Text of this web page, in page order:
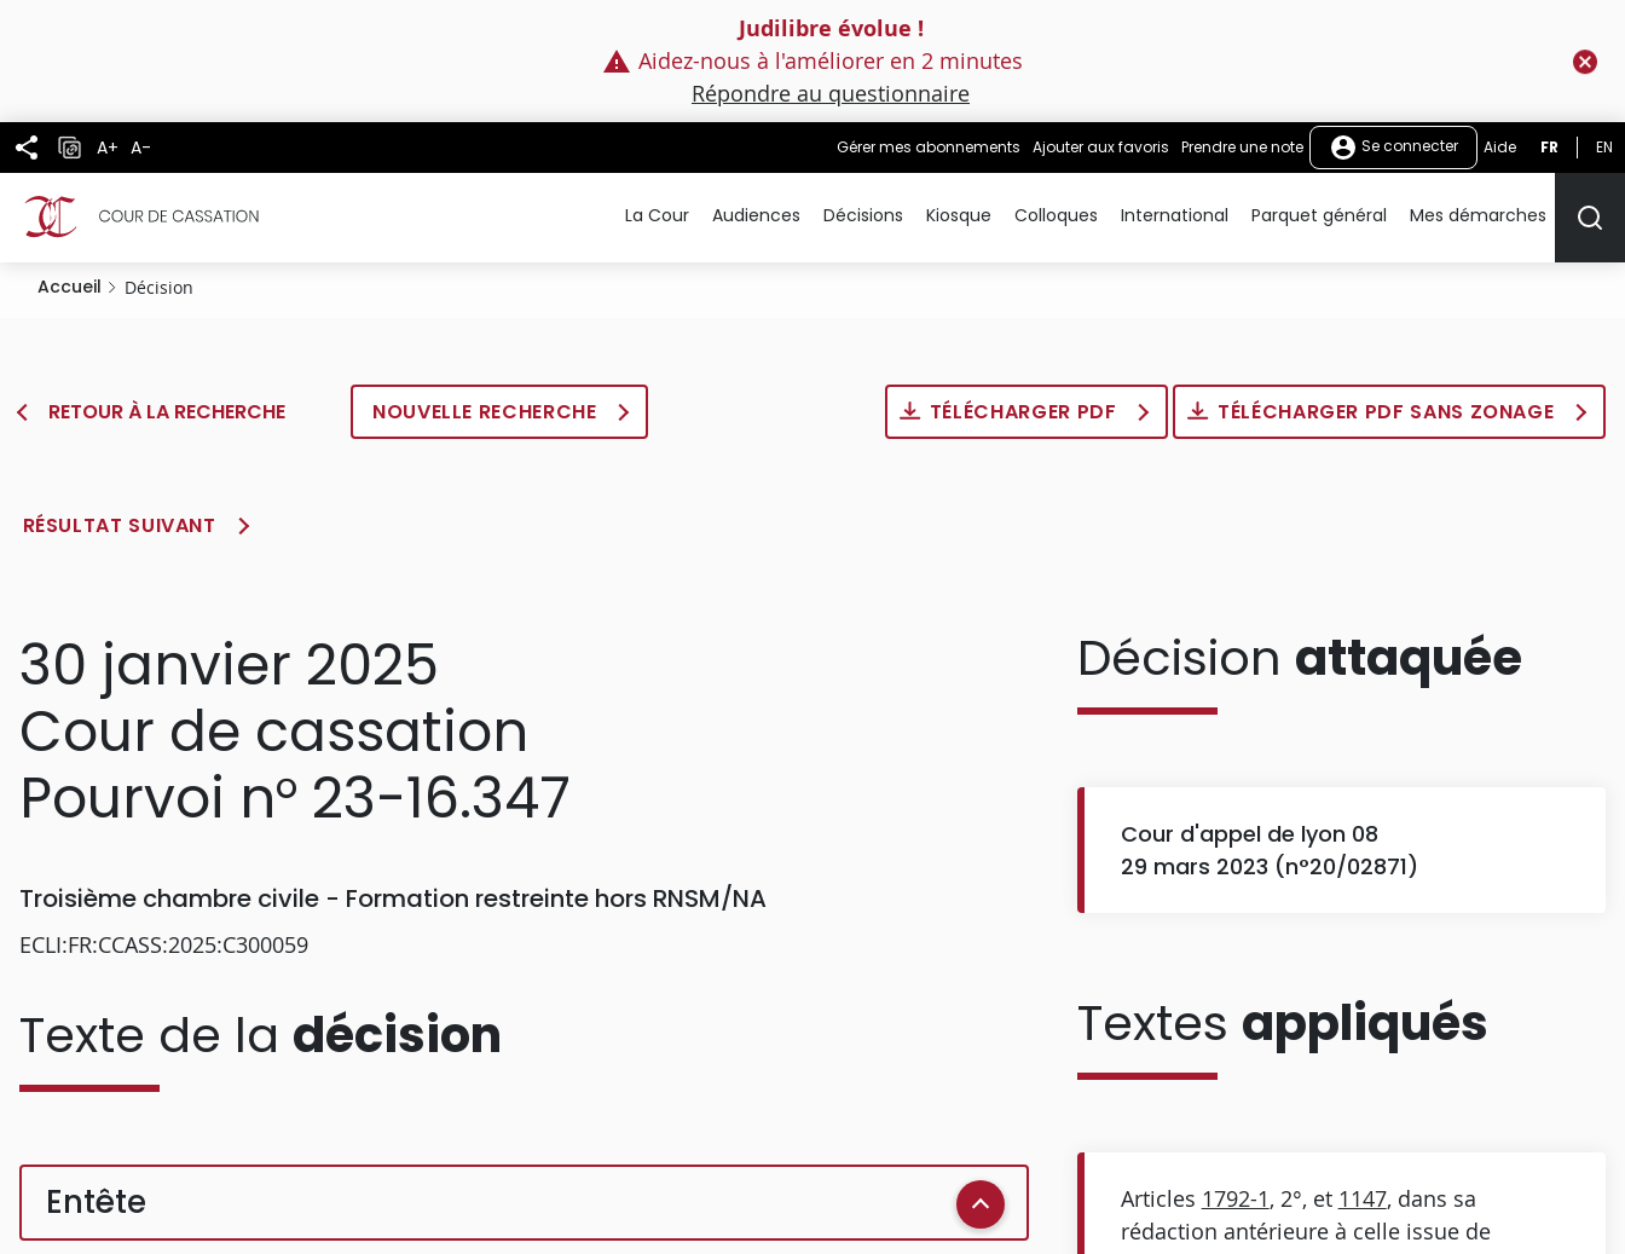
Judilibre évolue !
Aidez-nous à l'améliorer en 2 minutes
Répondre au questionnaire
A+ A- Gérer mes abonnements Ajouter aux favoris Prendre une note Se connecter Aide FR EN
La Cour Audiences Décisions Kiosque Colloques International Parquet général Mes démarches
Accueil Décision
RETOUR À LA RECHERCHE NOUVELLE RECHERCHE TÉLÉCHARGER PDF TÉLÉCHARGER PDF SANS ZONAGE
RÉSULTAT SUIVANT
30 janvier 2025
Cour de cassation
Pourvoi n° 23-16.347
Troisième chambre civile - Formation restreinte hors RNSM/NA
ECLI:FR:CCASS:2025:C300059
Texte de la décision
Entête
Décision attaquée
Cour d'appel de lyon 08
29 mars 2023 (n°20/02871)
Textes appliqués
Articles 1792-1, 2°, et 1147, dans sa
rédaction antérieure à celle issue de